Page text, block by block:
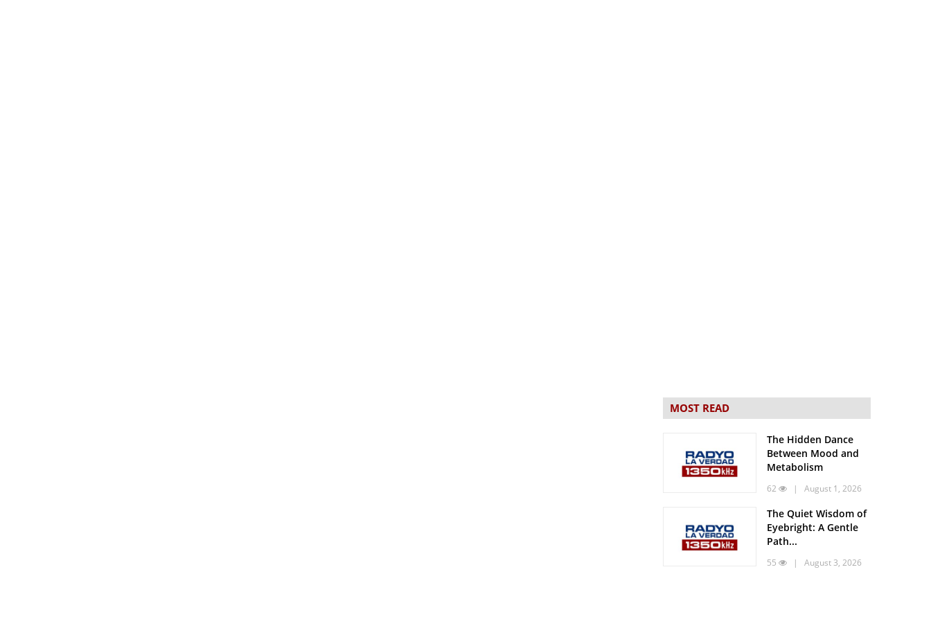
MOST READ
The Hidden Dance
Between Mood and
Metabolism
62 | August 1, 2026
The Quiet Wisdom of
Eyebright: A Gentle
Path...
55 | August 3, 2026